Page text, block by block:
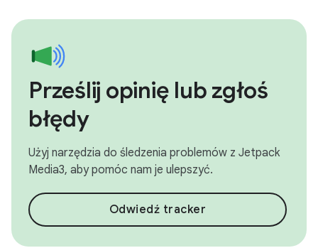
Prześlij opinię lub zgłoś
błędy
Użyj narzędzia do śledzenia problemów z Jetpack
Media3, aby pomóc nam je ulepszyć.
Odwiedź tracker